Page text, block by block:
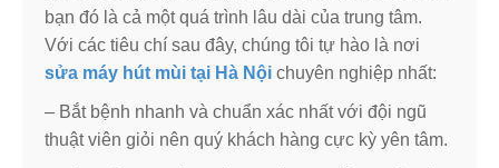
bạn đó là cả một quá trình lâu dài của trung tâm.
Với các tiêu chí sau đây, chúng tôi tự hào là nơi
sửa máy hút mùi tại Hà Nội chuyên nghiệp nhất:
– Bắt bệnh nhanh và chuẩn xác nhất với đội ngũ
thuật viên giỏi nên quý khách hàng cực kỳ yên tâm.